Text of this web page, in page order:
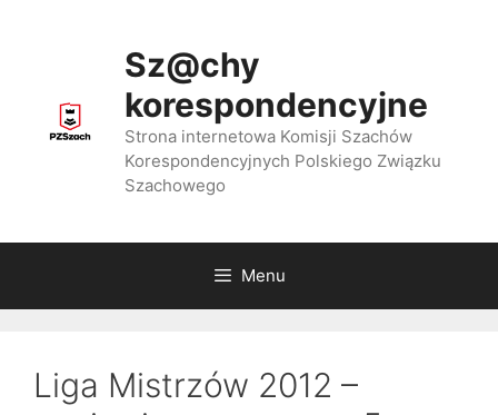
Sz@chy
korespondencyjne
Strona internetowa Komisji Szachów
Korespondencyjnych Polskiego Związku
Szachowego
Menu
Liga Mistrzów 2012 –